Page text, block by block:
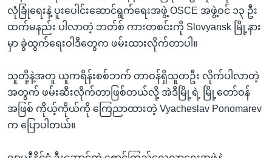
ကျော်
ရန်
လုံခြုံရေးနဲ့ ပူးပေါင်းဆောင်ရွက်ရေးအဖွဲ့ OSCE အဖွဲ့ဝင် ၁၃ ဦး
ထက်မနည်း ပါလာတဲ့ ဘတ်စ် ကားတစင်းကို Slovyansk မြို့နား
မှာ ခွဲထွက်ရေးဝါဒီတွေက ဖမ်းထားလိုက်တာပါ။
သူတို့နဲ့အတူ ယူကရိန်းစစ်ဘက် တာဝန်ရှိသူတဦး လိုက်ပါလာတဲ့
အတွက် ဖမ်းဆီးလိုက်တာဖြစ်တယ်လို့ အဲဒီမြို့ရဲ့ မြို့တော်ဝန်
အဖြစ် ကိုယ့်ကိုယ်ကို ကြေညာထားတဲ့ Vyacheslav Ponomarev
က ပြောပါတယ်။